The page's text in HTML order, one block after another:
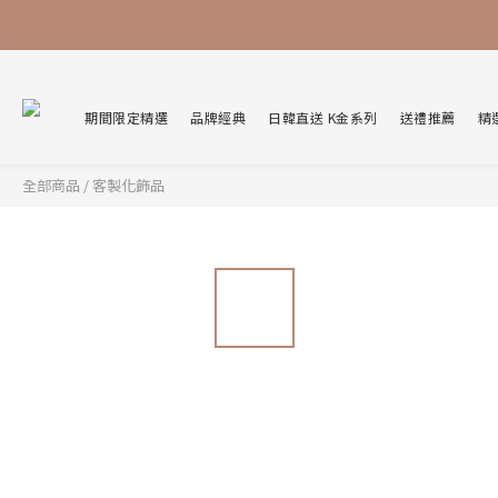
期間限定精選 品牌經典 日韓直送 K金系列 送禮推薦 精
全部商品 / 客製化飾品